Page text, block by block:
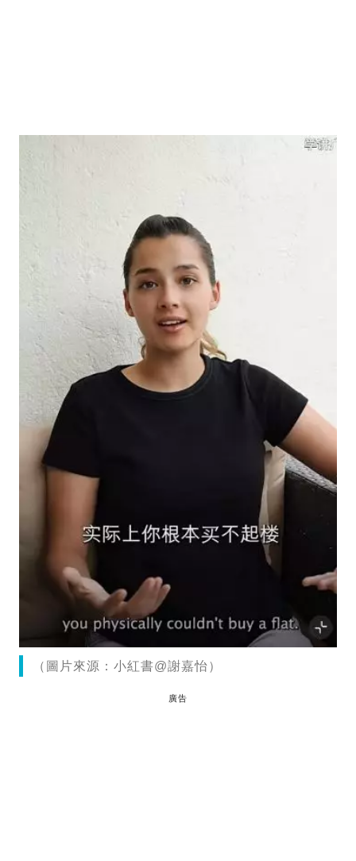
（圖片來源：小紅書@謝嘉怡）
廣告